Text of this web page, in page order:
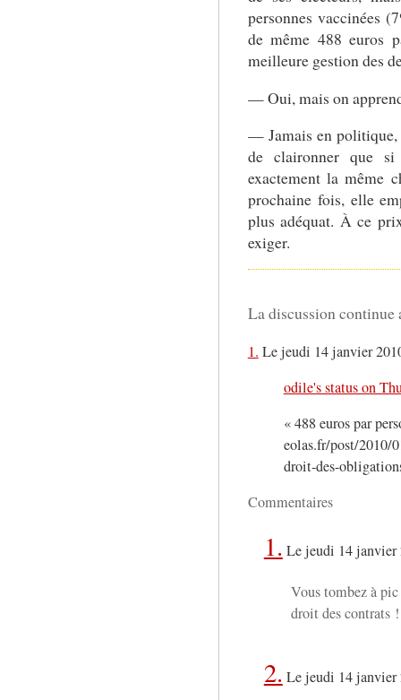
personnes vaccinées
de même 488 euros
meilleure gestion des
— Oui, mais on
— Jamais en politique,
de claironner que
exactement la même
prochaine fois, elle
plus adéquat. À ce
exiger.
La discussion continue
1. Le jeudi 14 janvier
odile's status on
« 488 euros par
eolas.fr/post/2010/
droit-des-
Commentaires
1. Le jeudi 14 janvier
Vous tombez à
droit des contrats
2. Le jeudi 14 janvier